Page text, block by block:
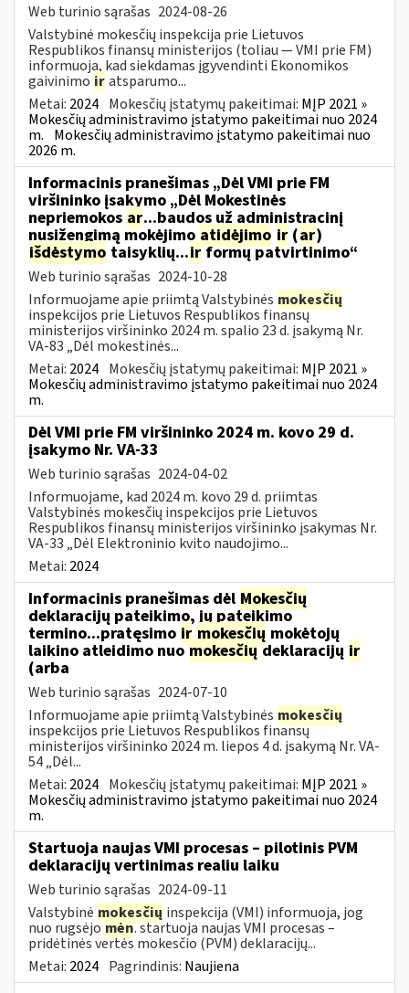
Web turinio sąrašas 2024-08-26
Valstybinė mokesčių inspekcija prie Lietuvos
Respublikos finansų ministerijos (toliau — VMI prie FM)
informuoja, kad siekdamas įgyvendinti Ekonomikos
gaivinimo iratsparumo...
Metai: 2024 Mokesčių įstatymų pakeitimai: MĮP 2021 »
Mokesčių administravimo įstatymo pakeitimai nuo 2024
m. Mokesčių administravimo įstatymo pakeitimai nuo
2026 m.
Informacinis pranešimas „Dėl VMI prie FM
viršininko įsakymo „Dėl Mokestinės
nepriemokos ar...baudos už administracinį
nusižengimą mokėjimo atidėjimo ir (ar)
išdėstymo taisyklių...irformų patvirtinimo“
Web turinio sąrašas 2024-10-28
Informuojame apie priimtą Valstybinės mokesčių
inspekcijos prie Lietuvos Respublikos finansų
ministerijos viršininko 2024 m. spalio 23 d. įsakymą Nr.
VA-83 „Dėl mokestinės...
Metai: 2024 Mokesčių įstatymų pakeitimai: MĮP 2021 »
Mokesčių administravimo įstatymo pakeitimai nuo 2024
m.
Dėl VMI prie FM viršininko 2024 m. kovo 29 d.
įsakymo Nr. VA-33
Web turinio sąrašas 2024-04-02
Informuojame, kad 2024 m. kovo 29 d. priimtas
Valstybinės mokesčių inspekcijos prie Lietuvos
Respublikos finansų ministerijos viršininko įsakymas Nr.
VA-33 „Dėl Elektroninio kvito naudojimo...
Metai: 2024
Informacinis pranešimas dėl Mokesčių
deklaracijų pateikimo, jų pateikimo
termino...pratęsimo ir mokesčių mokėtojų
laikino atleidimo nuomokesčiųdeklaracijų ir
(arba
Web turinio sąrašas 2024-07-10
Informuojame apie priimtą Valstybinės mokesčių
inspekcijos prie Lietuvos Respublikos finansų
ministerijos viršininko 2024 m. liepos 4 d. įsakymą Nr. VA-
54 „Dėl...
Metai: 2024 Mokesčių įstatymų pakeitimai: MĮP 2021 »
Mokesčių administravimo įstatymo pakeitimai nuo 2024
m.
Startuoja naujas VMI procesas – pilotinis PVM
deklaracijų vertinimas realiu laiku
Web turinio sąrašas 2024-09-11
Valstybinė mokesčių inspekcija (VMI) informuoja, jog
nuo rugsėjomėn. startuoja naujas VMI procesas –
pridėtinės vertės mokesčio (PVM) deklaracijų...
Metai: 2024 Pagrindinis: Naujiena